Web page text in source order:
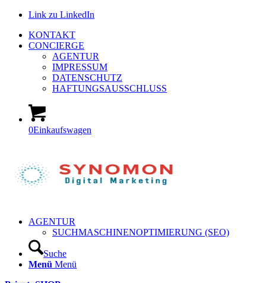
Link zu LinkedIn
KONTAKT
CONCIERGE
AGENTUR
IMPRESSUM
DATENSCHUTZ
HAFTUNGSAUSSCHLUSS
0Einkaufswagen
AGENTUR
SUCHMASCHINENOPTIMIERUNG (SEO)
Suche
Menü Menü